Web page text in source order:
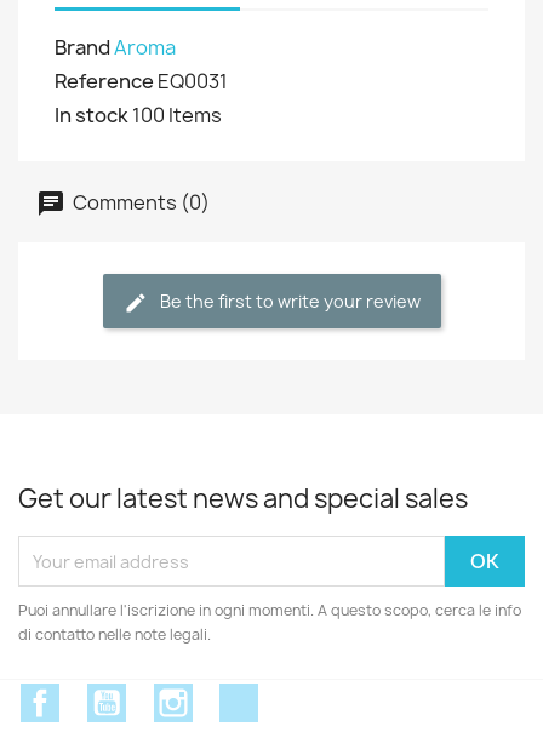
BrandAroma
Reference EQ0031
In stock100 Items
Comments (0)
Be the first to write your review
Get our latest news and special sales
Puoi annullare l'iscrizione in ogni momenti. A questo scopo, cerca le info
di contatto nelle note legali.
FacebookYouTube